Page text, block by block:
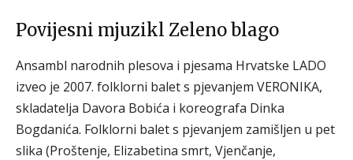
Povijesni mjuzikl Zeleno blago
Ansambl narodnih plesova i pjesama Hrvatske LADO
izveo je 2007. folklorni balet s pjevanjem VERONIKA,
skladatelja Davora Bobića i koreografa Dinka
Bogdanića. Folklorni balet s pjevanjem zamišljen u pet
slika (Proštenje, Elizabetina smrt, Vjenčanje,